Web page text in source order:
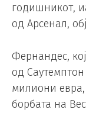
годишникот,
од Арсенал,
Фернандес,
од
милиони
борбата на